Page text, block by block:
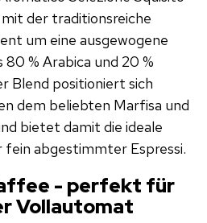
der traditionsreiche
um eine ausgewogene
80 % Arabica und 20 %
Blend positioniert sich
dem beliebten Marfisa und
bietet damit die ideale
abgestimmter Espressi.
- perfekt für
Vollautomat